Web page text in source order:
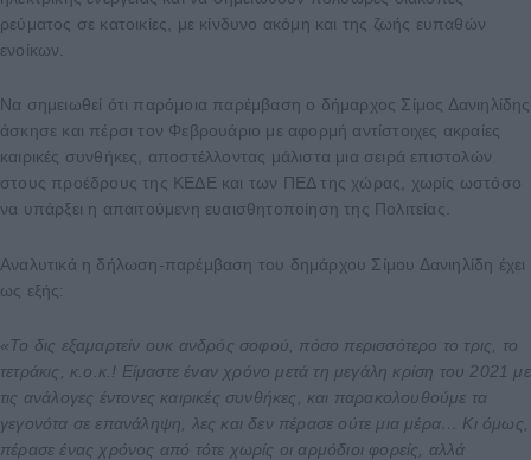
ρεύματος σε κατοικίες, με κίνδυνο ακόμη και της ζωής ευπαθών
ενοίκων.
Να σημειωθεί ότι παρόμοια παρέμβαση ο δήμαρχος Σίμος Δανιηλίδης
άσκησε και πέρσι τον Φεβρουάριο με αφορμή αντίστοιχες ακραίες
καιρικές συνθήκες, αποστέλλοντας μάλιστα μια σειρά επιστολών
στους προέδρους της ΚΕΔΕ και των ΠΕΔ της χώρας, χωρίς ωστόσο
να υπάρξει η απαιτούμενη ευαισθητοποίηση της Πολιτείας.
Αναλυτικά η δήλωση-παρέμβαση του δημάρχου Σίμου Δανιηλίδη έχει
ως εξής:
«Το δις εξαμαρτείν ουκ ανδρός σοφού, πόσο περισσότερο το τρις, το
τετράκις, κ.ο.κ.! Είμαστε έναν χρόνο μετά τη μεγάλη κρίση του 2021 με
τις ανάλογες έντονες καιρικές συνθήκες, και παρακολουθούμε τα
γεγονότα σε επανάληψη, λες και δεν πέρασε ούτε μια μέρα… Κι όμως,
πέρασε ένας χρόνος από τότε χωρίς οι αρμόδιοι φορείς, αλλά